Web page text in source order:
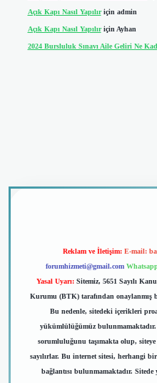
Açık Kapı Nasıl Yapılıriçin admin
Açık Kapı Nasıl Yapılıriçin Ayhan
2024 Bursluluk Sınavı Aile Geliri Ne
Reklam ve İletişim: E-mail:
forumhizmeti@gmail.com
Yasal Uyarı: Sitemiz, 5651 Sayılı
Kurumu (BTK) tarafından onaylanmış
Bu nedenle, sitedeki içerikleri
yükümlülüğümüz
sorumluluğunu taşımakta olup,
sayılırlar. Bu internet sitesi, herhangi
bağlantısı bulunmamaktadır. Sitede